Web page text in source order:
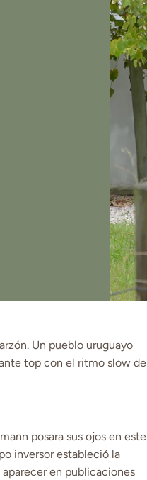
Un pueblo uruguayo
top con el ritmo slow de
posara sus ojos en este
inversor estableció la
aparecer en publicaciones